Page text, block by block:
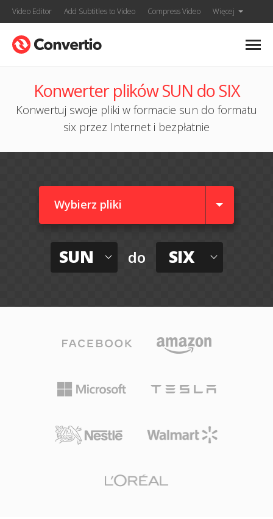
Video Editor Add Subtitles to Video Compress Video Więcej
Konwerter plików SUN do SIX
Konwertuj swoje pliki w formacie sun do formatu
six przez Internet i bezpłatnie
Wybierz pliki
SUN do SIX